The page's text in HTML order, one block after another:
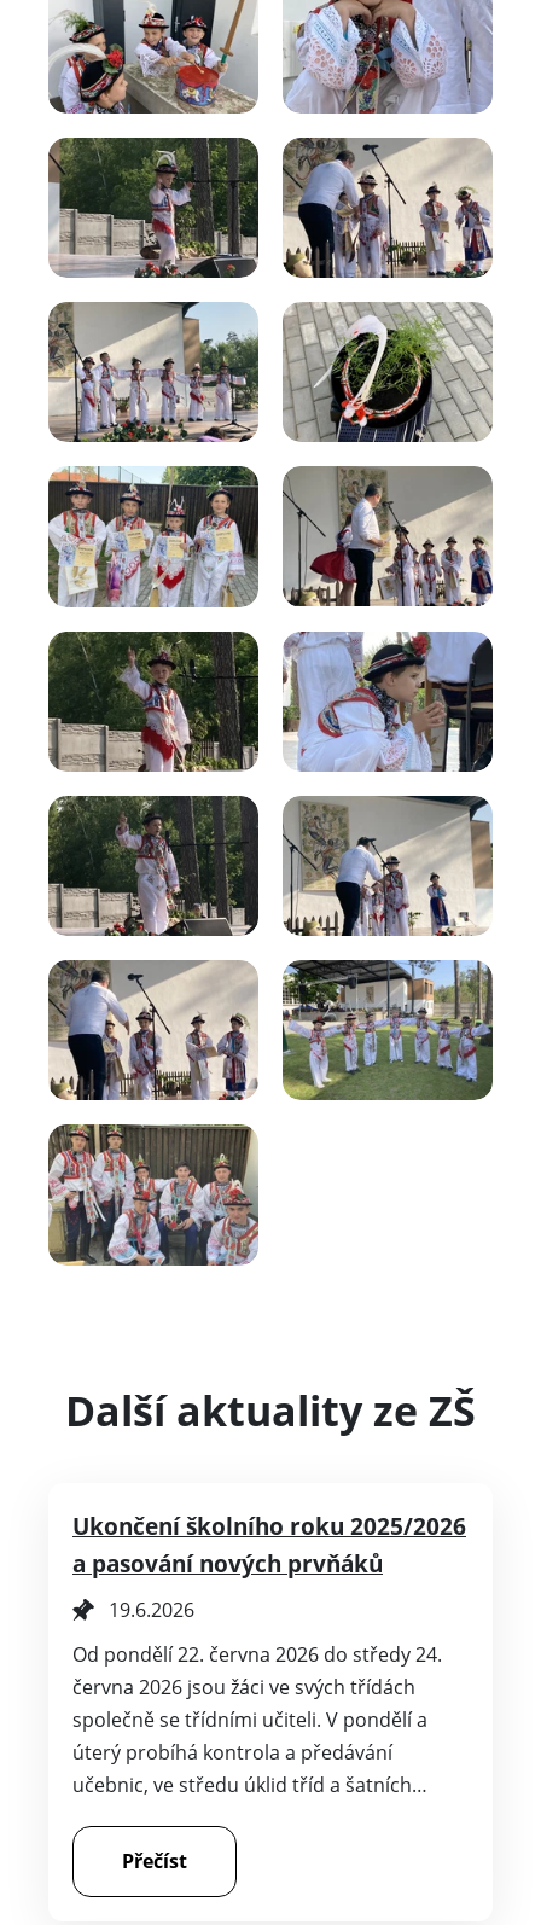
Další aktuality ze ZŠ
Ukončení školního roku 2025/2026
a pasování nových prvňáků
19.6.2026
Od pondělí 22. června 2026 do středy 24.
června 2026 jsou žáci ve svých třídách
společně se třídními učiteli. V pondělí a
úterý probíhá kontrola a předávání
učebnic, ve středu úklid tříd a šatních…
Přečíst